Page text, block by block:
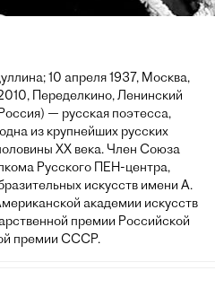
10 апреля 1937, Москва,
Переделкино, Ленинский
— русская поэтесса,
из крупнейших русских
XX века. Член Союза
Русского ПЕН-центра,
искусств имени А.
академии искусств
премии Российской
премии СССР.